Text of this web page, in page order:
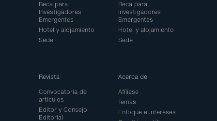
Beca para
Investigadores
Emergentes
Hotel y alojamiento
Sede
Beca para
Investigadores
Emergentes
Hotel y alojamiento
Sede
Revista
Convocatoria de
artículos
Editor y Consejo
Editorial
Acerca de
Afíliese
Temas
Enfoque e Intereses